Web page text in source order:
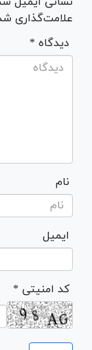
علامت‌گذاری
* دیدگاه
نام
ایمیل
* کد امنیتی